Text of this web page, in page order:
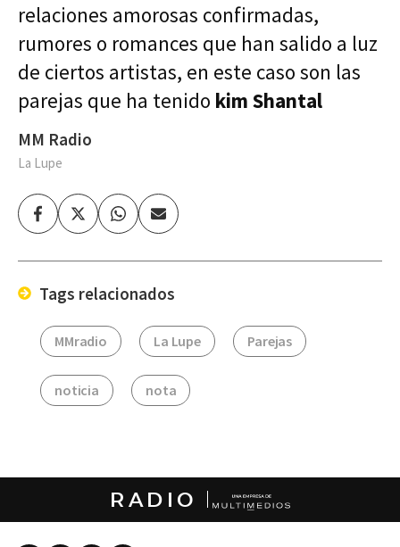
relaciones amorosas confirmadas,
rumores o romances que han salido a luz
de ciertos artistas, en este caso son las
parejas que ha tenido kim Shantal
MM Radio
La Lupe
FacebookTwitterWhatsapp
Enviar
por
Tags relacionados
MMradio La Lupe Parejas
noticia nota
RADIO